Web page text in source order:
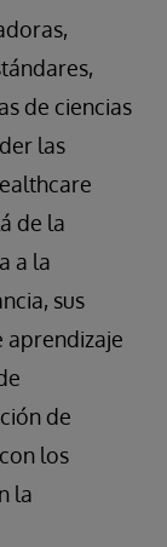
de ciencias
las
de la
a la
sus
aprendizaje
de
los
la